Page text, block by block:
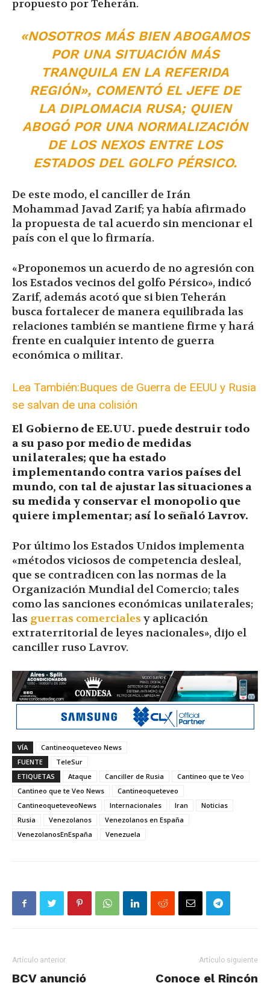
propuesto por Teherán.
«NOSOTROS MÁS BIEN ABOGAMOS
POR UNA SITUACIÓN MÁS
TRANQUILA EN LA REFERIDA
REGIÓN», COMENTÓ EL JEFE DE
LA DIPLOMACIA RUSA; QUIEN
ABOGÓ POR UNA NORMALIZACIÓN
DE LOS NEXOS ENTRE LOS
ESTADOS DEL GOLFO PÉRSICO.
De este modo, el canciller de Irán
Mohammad Javad Zarif; ya había afirmado
la propuesta de tal acuerdo sin mencionar el
país con el que lo firmaría.
«Proponemos un acuerdo de no agresión con
los Estados vecinos del golfo Pérsico», indicó
Zarif, además acotó que si bien Teherán
busca fortalecer de manera equilibrada las
relaciones también se mantiene firme y hará
frente en cualquier intento de guerra
económica o militar.
Lea También:Buques de Guerra de EEUU y Rusia
se salvan de una colisión
El Gobierno de EE.UU. puede destruir todo
a su paso por medio de medidas
unilaterales; que ha estado
implementando contra varios países del
mundo, con tal de ajustar las situaciones a
su medida y conservar el monopolio que
quiere implementar; así lo señaló Lavrov.
Por último los Estados Unidos implementa
«métodos viciosos de competencia desleal,
que se contradicen con las normas de la
Organización Mundial del Comercio; tales
como las sanciones económicas unilaterales;
las guerras comerciales y aplicación
extraterritorial de leyes nacionales», dijo el
canciller ruso Lavrov.
VÍA
Cantineoqueteveo News
FUENTE
TeleSur
ETIQUETAS
Ataque Canciller de Rusia
Cantineo que te Veo
Cantineo que te Veo News
Cantineoqueteveo
CantineoqueteveoNews
Internacionales Iran
Noticias
Rusia
Venezolanos
Venezolanos en España
VenezolanosEnEspaña
Venezuela
Artículo anterior
BCV anunció
Artículo siguiente
Conoce el Rincón